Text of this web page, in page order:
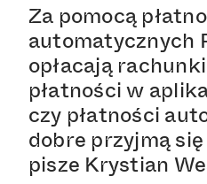
Za pomocą
automatycznych
opłacają
płatności w
czy płatności
dobre przyjmą
pisze Krystian